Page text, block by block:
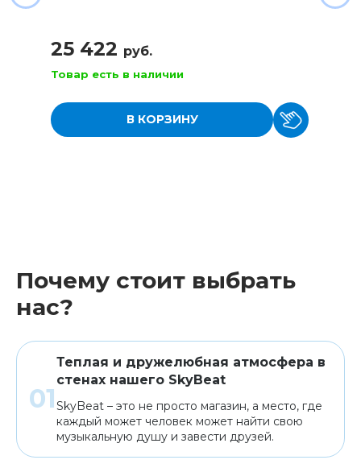
25 422 руб.
Товар есть в наличии
В КОРЗИНУ
Почему стоит выбрать
нас?
Теплая и дружелюбная атмосфера в
стенах нашего SkyBeat
SkyBeat – это не просто магазин, а место, где
каждый может человек может найти свою
музыкальную душу и завести друзей.